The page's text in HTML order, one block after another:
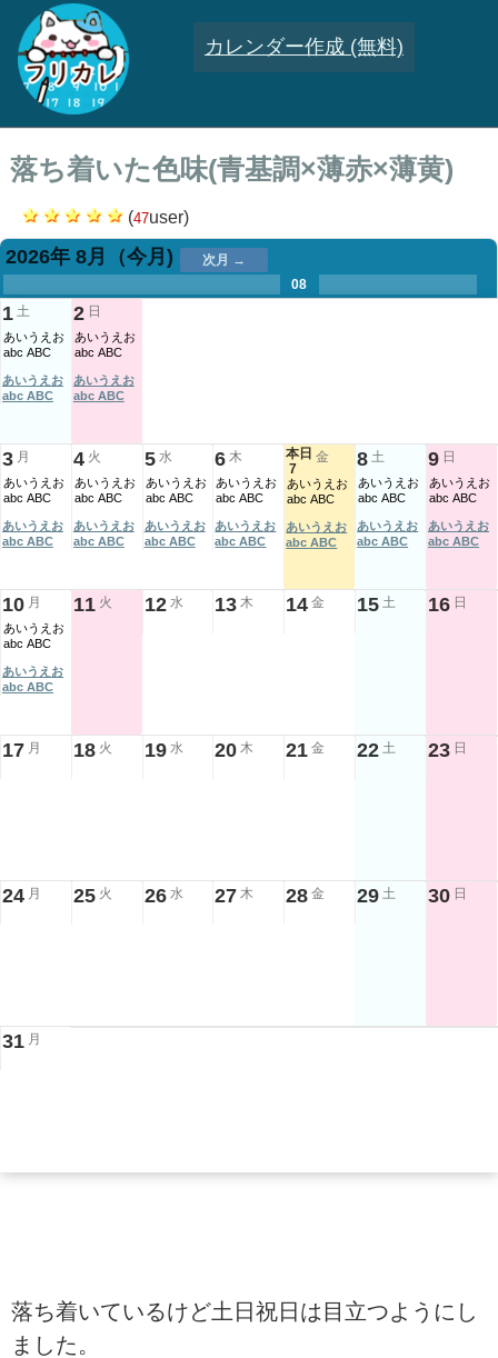
カレンダー作成 (無料)
落ち着いた色味(青基調×薄赤×薄黄)
(47user)
2026年 8月 （今月)
次月 →
08
1 土
あいうえお
abc ABC
あいうえお
abc ABC
2 日
あいうえお
abc ABC
あいうえお
abc ABC
3 月
あいうえお
abc ABC
あいうえお
abc ABC
4 火
あいうえお
abc ABC
あいうえお
abc ABC
5 水
あいうえお
abc ABC
あいうえお
abc ABC
6 木
あいうえお
abc ABC
あいうえお
abc ABC
本日
7
金
あいうえお
abc ABC
あいうえお
abc ABC
8 土
あいうえお
abc ABC
あいうえお
abc ABC
9 日
あいうえお
abc ABC
あいうえお
abc ABC
10 月
あいうえお
abc ABC
あいうえお
abc ABC
11 火 12 水 13 木 14 金 15 土 16 日
17 月 18 火 19 水 20 木 21 金 22 土 23 日
24 月 25 火 26 水 27 木 28 金 29 土 30 日
31 月
落ち着いているけど土日祝日は目立つようにし
ました。